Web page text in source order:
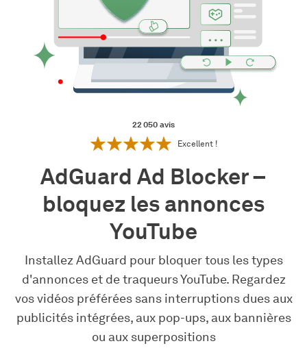
22 050 avis
Excellent !
AdGuard Ad Blocker –
bloquez les annonces
YouTube
Installez AdGuard pour bloquer tous les types
d'annonces et de traqueurs YouTube. Regardez
vos vidéos préférées sans interruptions dues aux
publicités intégrées, aux pop-ups, aux bannières
ou aux superpositions